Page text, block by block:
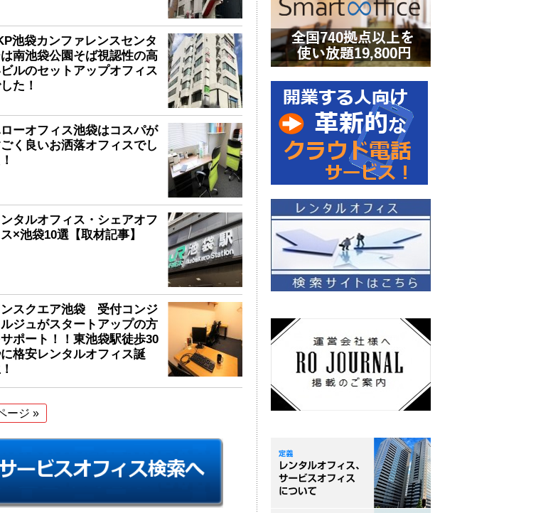
池袋カンファレンスセンタ
南池袋公園そば視認性の高
ルのセットアップオフィス
た！
ーオフィス池袋はコスパが
く良いお洒落オフィスでし
タルオフィス・シェアオフ
ス×池袋10選【取材記事】
スクエア池袋 受付コンジ
ルジュがスタートアップの方
ポート！！東池袋駅徒歩30
格安レンタルオフィス誕
ージ »